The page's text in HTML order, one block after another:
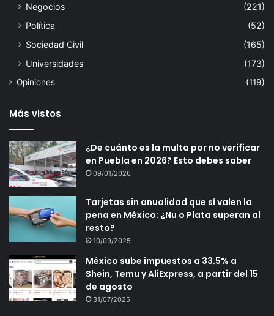
Negocios
(221)
Política
(52)
Sociedad Civil
(165)
Universidades
(173)
Opiniones (119)
Más vistos
¿De cuánto es la multa por no verificar
en Puebla en 2026? Esto debes saber
09/01/2026
Tarjetas sin anualidad que sí valen la
pena en México: ¿Nu o Plata superan al
resto?
10/09/2025
México sube impuestos a 33.5% a
Shein, Temu y AliExpress, a partir del 15
de agosto
31/07/2025